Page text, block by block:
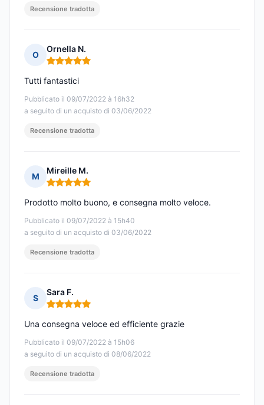
Recensione tradotta
O
Ornella N.
Nota: 5 su 5
Pubblicato il 09/07/2022 à 16h32
a seguito di un acquisto di 03/06/2022
Tutti fantastici
Recensione tradotta
M
Mireille M.
Nota: 5 su 5
Pubblicato il 09/07/2022 à 15h40
a seguito di un acquisto di 03/06/2022
Prodotto molto buono, e consegna molto veloce.
Recensione tradotta
S
Sara F.
Nota: 5 su 5
Pubblicato il 09/07/2022 à 15h06
a seguito di un acquisto di 08/06/2022
Una consegna veloce ed efficiente grazie
Recensione tradotta